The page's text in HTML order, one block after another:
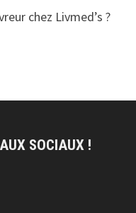
chez Livmed’s ?
SOCIAUX !